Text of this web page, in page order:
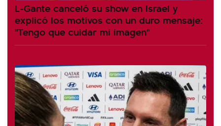
L-Gante canceló su show en Israel y
explicó los motivos con un duro mensaje:
"Tengo que cuidar mi imagen"